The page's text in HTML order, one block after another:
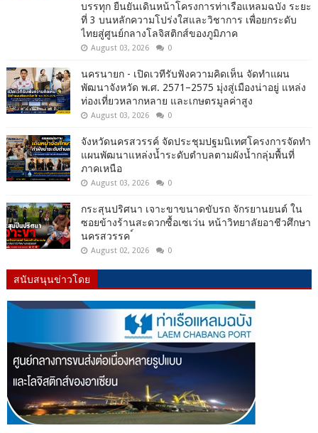
บรรทุก ยืนยันเดินหน้าโครงการท่าเรือแหลมฉบัง ระยะ
ที่ 3 บนหลักความโปร่งใสและวิชาการ เพื่อยกระดับ
ไทยสู่ศูนย์กลางโลจิสติกส์ของภูมิภาค
August 03, 2026 0
นครนายก - เปิดเวทีรับฟังความคิดเห็น จัดทำแผน
พัฒนาจังหวัด พ.ศ. 2571–2575 มุ่งสู่เมืองน่าอยู่ แหล่ง
ท่องเที่ยวหลากหลาย และเกษตรมูลค่าสูง
August 03, 2026 0
จังหวัดนครสวรรค์ จัดประชุมปฐมนิเทศโครงการจัดทำ
แผนพัฒนาแหล่งน้ำระดับตำบลตามผังน้ำกลุ่มพื้นที่
ภาคเหนือ
August 03, 2026 0
กระสุนปริศนา เจาะขาขนาดขับรถ จักรยานยนต์ ใน
ซอยข้างร้านสะดวกซื้อเซเว่น หน้าวิทยาลัยอาชีวศึกษา
นครสวรรค ์
August 02, 2026 0
สนับสนุนข่าวโดย